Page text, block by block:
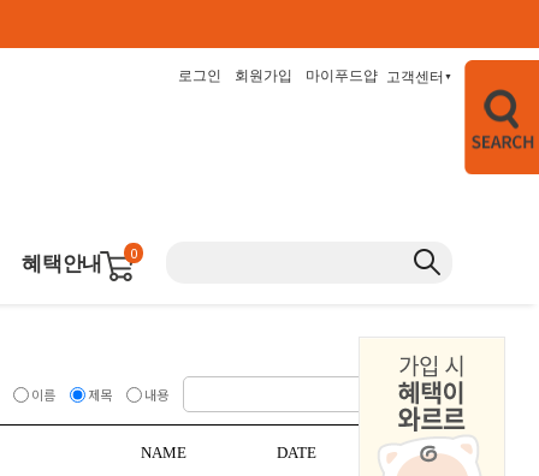
로그인 회원가입 마이푸드얍 고객센터 ▼
혜택안내 0
이름 제목 내용
NAME DATE HITS